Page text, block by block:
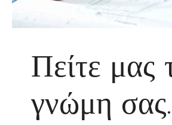
Πείτε μας
γνώμη σας.